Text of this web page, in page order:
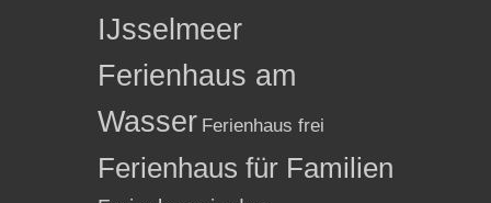
IJsselmeer
Ferienhaus am
Wasser Ferienhaus frei
Ferienhaus für Familien